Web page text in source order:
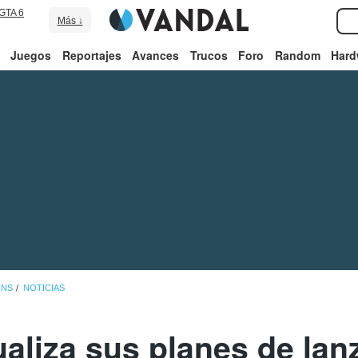
6
Más ↓
Juegos Reportajes Avances Trucos Foro Random
NOTICIAS
sus planes de